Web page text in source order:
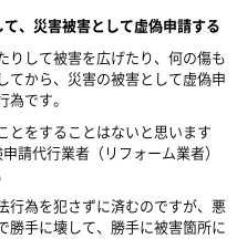
、災害被害として虚偽申請する
りして被害を広げたり、何の傷も
てから、災害の被害として虚偽申
です。
とをすることはないと思います
請代行業者（リフォーム業者）
行為を犯さずに済むのですが、悪
勝手に壊して、勝手に被害箇所に